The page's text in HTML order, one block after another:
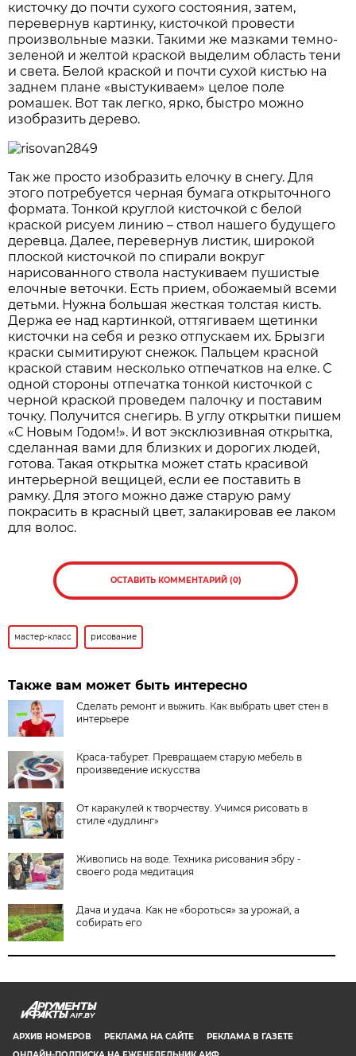
кисточку до почти сухого состояния, затем,
перевернув картинку, кисточкой провести
произвольные мазки. Такими же мазками темно-
зеленой и желтой краской выделим область тени
и света. Белой краской и почти сухой кистью на
заднем плане «выстукиваем» целое поле
ромашек. Вот так легко, ярко, быстро можно
изобразить дерево.
Так же просто изобразить елочку в снегу. Для
этого потребуется черная бумага открыточного
формата. Тонкой круглой кисточкой с белой
краской рисуем линию – ствол нашего будущего
деревца. Далее, перевернув листик, широкой
плоской кисточкой по спирали вокруг
нарисованного ствола настукиваем пушистые
елочные веточки. Есть прием, обожаемый всеми
детьми. Нужна большая жесткая толстая кисть.
Держа ее над картинкой, оттягиваем щетинки
кисточки на себя и резко отпускаем их. Брызги
краски сымитируют снежок. Пальцем красной
краской ставим несколько отпечатков на елке. С
одной стороны отпечатка тонкой кисточкой с
черной краской проведем палочку и поставим
точку. Получится снегирь. В углу открытки пишем
«С Новым Годом!». И вот эксклюзивная открытка,
сделанная вами для близких и дорогих людей,
готова. Такая открытка может стать красивой
интерьерной вещицей, если ее поставить в
рамку. Для этого можно даже старую раму
покрасить в красный цвет, залакировав ее лаком
для волос.
ОСТАВИТЬ КОММЕНТАРИЙ (0)
мастер-класс рисование
Также вам может быть интересно
Сделать ремонт и выжить. Как выбрать цвет стен в
интерьере
Краса-табурет. Превращаем старую мебель в
произведение искусства
От каракулей к творчеству. Учимся рисовать в
стиле «дудлинг»
Живопись на воде.​ Техника рисования эбру -
своего рода медитация
Дача и удача. Как не «бороться» за урожай, а
собирать его
AIF.BY
АРХИВ НОМЕРОВ РЕКЛАМА НА САЙТЕ
РЕКЛАМА В ГАЗЕТЕ